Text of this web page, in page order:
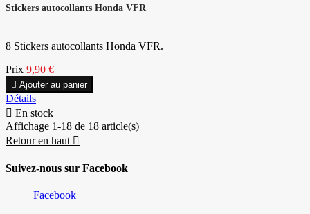
Stickers autocollants Honda VFR
8 Stickers autocollants Honda VFR.
Prix 9,90 €
 Ajouter au panier
Détails
 En stock
Affichage 1-18 de 18 article(s)
Retour en haut 
Suivez-nous sur Facebook
Facebook